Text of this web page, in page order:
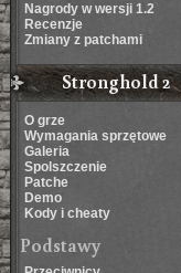
Nagrody w wersji 1.2
Recenzje
Zmiany z patchami
Stronghold 2
O grze
Wymagania sprzętowe
Galeria
Spolszczenie
Patche
Demo
Kody i cheaty
Podstawy